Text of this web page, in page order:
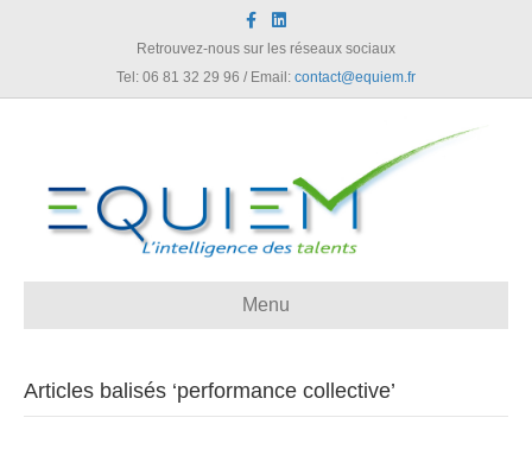
c
b
o
n
e
d
Retrouvez-nous sur les réseaux sociaux
Tel: 06 81 32 29 96 / Email: contact@equiem.fr
Menu
Articles balisés ‘performance collective’